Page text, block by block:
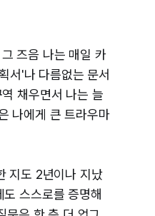
즈음 나는 매일 카
서'나 다름없는 문서
채우면서 나는 늘
나에게 큰 트라우마
지도 2년이나 지났
스스로를 증명해